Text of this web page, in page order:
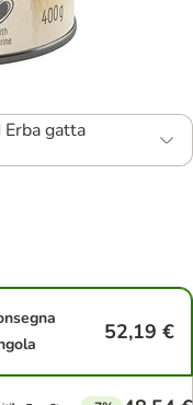
gatta
52,19 €